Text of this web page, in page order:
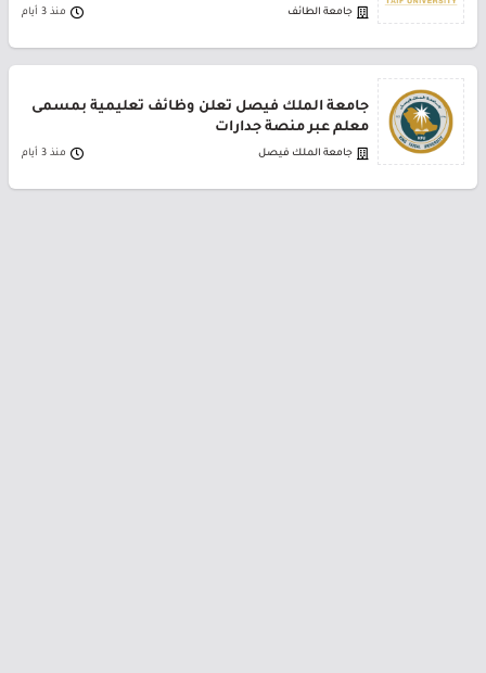
جامعة الطائف منذ 3 أيام
جامعة الملك فيصل تعلن وظائف تعليمية بمسمى
معلم عبر منصة جدارات
جامعة الملك فيصل منذ 3 أيام